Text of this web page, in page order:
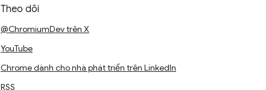
Theo dõi
@ChromiumDev trên X
YouTube
Chrome dành cho nhà phát triển trên LinkedIn
RSS